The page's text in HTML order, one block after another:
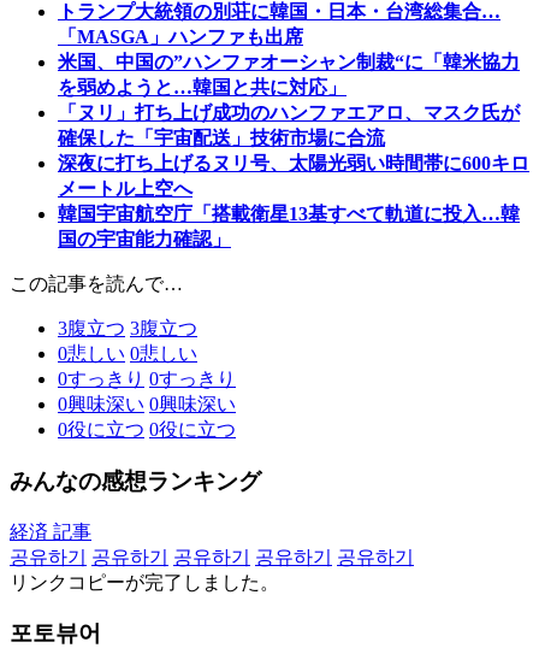
トランプ大統領の別荘に韓国・日本・台湾総集合…
「MASGA」ハンファも出席
米国、中国の”ハンファオーシャン制裁“に「韓米協力
を弱めようと…韓国と共に対応」
「ヌリ」打ち上げ成功のハンファエアロ、マスク氏が
確保した「宇宙配送」技術市場に合流
深夜に打ち上げるヌリ号、太陽光弱い時間帯に600キロ
メートル上空へ
韓国宇宙航空庁「搭載衛星13基すべて軌道に投入…韓
国の宇宙能力確認」
この記事を読んで…
3腹立つ 3腹立つ
0悲しい 0悲しい
0すっきり 0すっきり
0興味深い 0興味深い
0役に立つ 0役に立つ
みんなの感想ランキング
経済 記事
공유하기
공유하기 공유하기 공유하기
공유하기
リンクコピーが完了しました。
포토뷰어